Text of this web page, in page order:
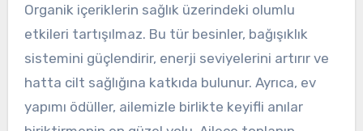
Organik içeriklerin sağlık üzerindeki olumlu
etkileri tartışılmaz. Bu tür besinler, bağışıklık
sistemini güçlendirir, enerji seviyelerini artırır ve
hatta cilt sağlığına katkıda bulunur. Ayrıca, ev
yapımı ödüller, ailemizle birlikte keyifli anılar